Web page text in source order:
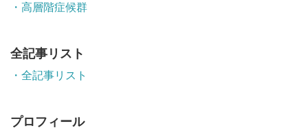
・高層階症候群
全記事リスト
・全記事リスト
プロフィール